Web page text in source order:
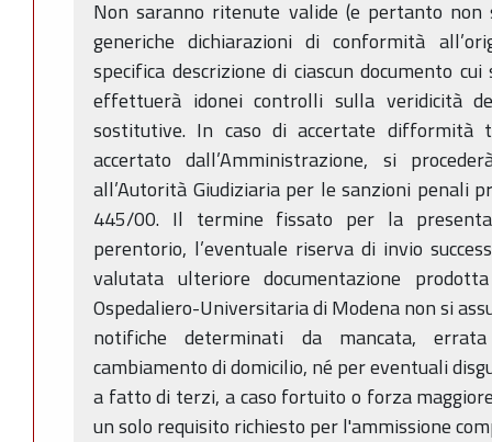
Non saranno ritenute valide (e pertanto
generiche dichiarazioni di conformità
specifica descrizione di ciascun documento
effettuerà idonei controlli sulla veridicità
sostitutive. In caso di accertate difformità
accertato dall’Amministrazione, si
all’Autorità Giudiziaria per le sanzioni penali
445/00. Il termine fissato per la
perentorio, l’eventuale riserva di invio
valutata ulteriore documentazione
Ospedaliero-Universitaria di Modena non si
notifiche determinati da mancata,
cambiamento di domicilio, né per eventuali
a fatto di terzi, a caso fortuito o forza
un solo requisito richiesto per l'ammissione